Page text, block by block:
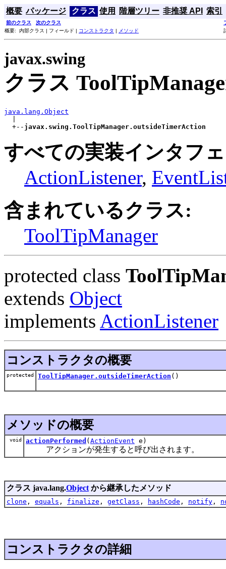
概要 パッケージ クラス 使用 階層ツリー 非推奨 API 索引
前のクラス 次のクラス
概要: 内部クラス | フィールド | コンストラクタ | メソッド
javax.swing
クラス
java.lang.Object
  +--
javax.swing.ToolTipManager.outsideTimerAction
すべての実装インタフ
ActionListener,
含まれているクラス:
ToolTipManager
protected class
extends Object
implements ActionListener
コンストラクタの概要
protected ToolTipManager.outsideTimerAction ()
メソッドの概要
void actionPerformed ( ActionEvent e)
アクションが発生すると呼び出されます。
クラス java.lang.Object から継承したメソッド
clone , equals , finalize , getClass , hashCode , notify ,
コンストラクタの詳細